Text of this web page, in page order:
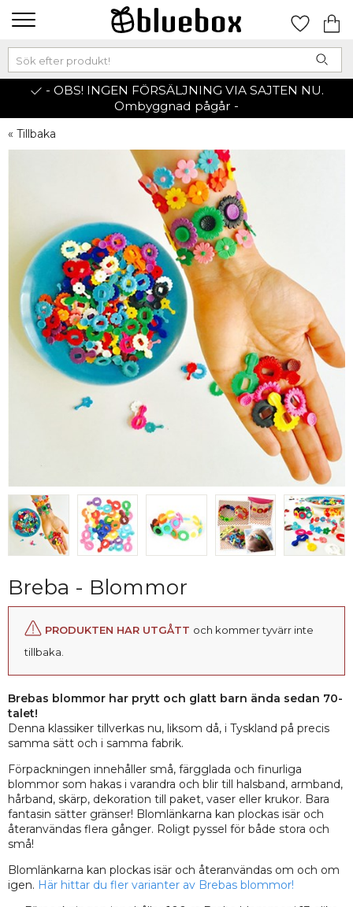
- OBS! INGEN FÖRSÄLJNING VIA SAJTEN NU.
Ombyggnad pågår -
« Tillbaka
Breba - Blommor
PRODUKTEN HAR UTGÅTT och kommer tyvärr inte
tillbaka.
Brebas blommor har prytt och glatt barn ända sedan 70-
talet!
Denna klassiker tillverkas nu, liksom då, i Tyskland på precis
samma sätt och i samma fabrik.
Förpackningen innehåller små, färgglada och finurliga
blommor som hakas i varandra och blir till halsband, armband,
hårband, skärp, dekoration till paket, vaser eller krukor. Bara
fantasin sätter gränser! Blomlänkarna kan plockas isär och
återanvändas flera gånger. Roligt pyssel för både stora och
små!
Blomlänkarna kan plockas isär och återanvändas om och om
igen. Här hittar du fler varianter av Brebas blommor!